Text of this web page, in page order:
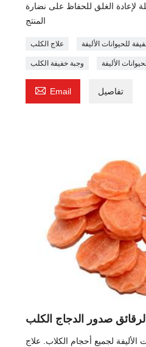
لإعادة الغلق للحفاظ على نضارة
المنتج
علاج الكلب للحيوانات الأليفة
وجبة خفيفة الكلب الأليفة
 Email تفاصيل
صدور الدجاج الكلب
الأليفة لجميع أحجام الكلاب. علاج